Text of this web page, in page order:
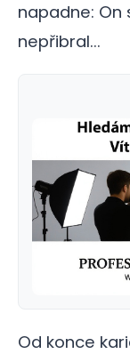
napadne: On
nepřibral...
Od konce